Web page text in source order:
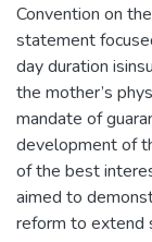
Convention on
statement
day duration
the mother’s
mandate of
development of
of the best
aimed to
reform to extend